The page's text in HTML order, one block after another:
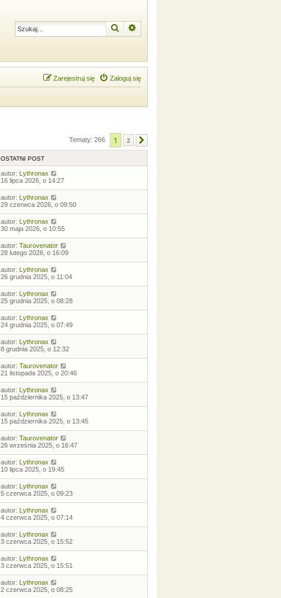
Szukaj
Zaloguj się
Zarejestruj się
Tematy: 266 1 2
OSTATNI POST
autor: Lythronax
16 lipca 2026, o 14:27
autor: Lythronax
29 czerwca 2026, o 09:50
autor: Lythronax
30 maja 2026, o 10:55
autor: Taurovenator
28 lutego 2026, o 16:09
autor: Lythronax
26 grudnia 2025, o 11:04
autor: Lythronax
25 grudnia 2025, o 08:28
autor: Lythronax
24 grudnia 2025, o 07:49
autor: Lythronax
8 grudnia 2025, o 12:32
autor: Taurovenator
21 listopada 2025, o 20:46
autor: Lythronax
15 października 2025, o 13:47
autor: Lythronax
15 października 2025, o 13:45
autor: Taurovenator
26 września 2025, o 16:47
autor: Lythronax
10 lipca 2025, o 19:45
autor: Lythronax
5 czerwca 2025, o 09:23
autor: Lythronax
4 czerwca 2025, o 07:14
autor: Lythronax
3 czerwca 2025, o 15:52
autor: Lythronax
3 czerwca 2025, o 15:51
autor: Lythronax
2 czerwca 2025, o 08:25